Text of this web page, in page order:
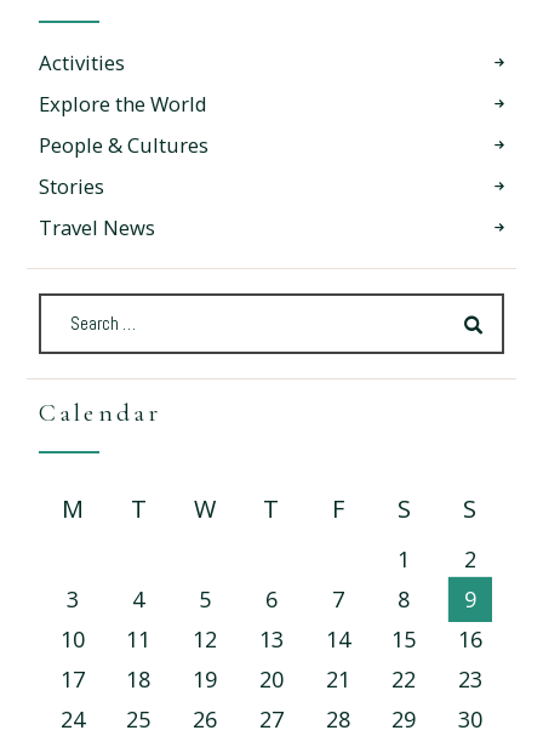
Activities
Explore the World
People & Cultures
Stories
Travel News
Calendar
M T W T F S S
1
2
3
4 5 6 7 8
9
10
11 12 13 14 15
16
17
18 19 20 21 22
23
24
25 26 27 28 29
30